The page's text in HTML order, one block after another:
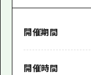
開催期間
開催時間